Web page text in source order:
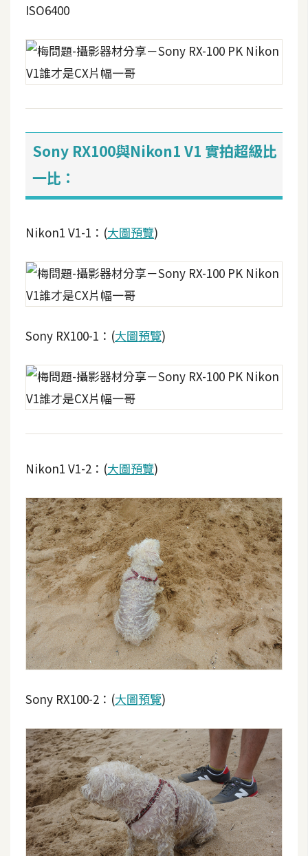
ISO6400
Sony RX100與Nikon1 V1 實拍超級比
一比：
Nikon1 V1-1：(大圖預覽)
Sony RX100-1：(大圖預覽)
Nikon1 V1-2：(大圖預覽)
Sony RX100-2：(大圖預覽)